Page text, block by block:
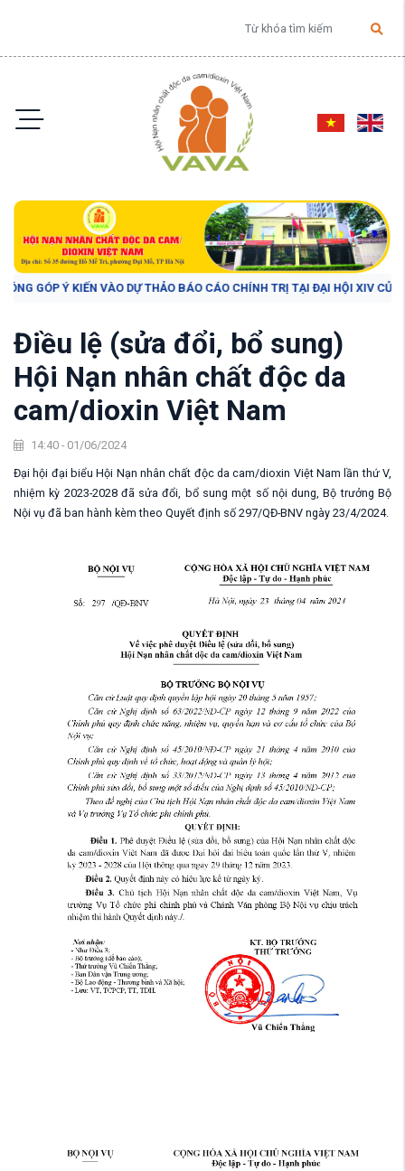
VÀO DỰ THẢO BÁO CÁO CHÍNH TRỊ TẠI ĐẠI HỘI XIV CỦA ĐẢNG"
Điều lệ (sửa đổi, bổ sung)
Hội Nạn nhân chất độc da
cam/dioxin Việt Nam
14:40 - 01/06/2024
Đại hội đại biểu Hội Nạn nhân chất độc da cam/dioxin Việt Nam lần thứ V,
nhiệm kỳ 2023-2028 đã sửa đổi, bổ sung một số nội dung, Bộ trưởng Bộ
Nội vụ đã ban hành kèm theo Quyết định số 297/QĐ-BNV ngày 23/4/2024.